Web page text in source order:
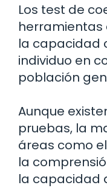
Los test de
la capacidad
individuo en
población
Aunque
pruebas, la
áreas como
la
la capacidad